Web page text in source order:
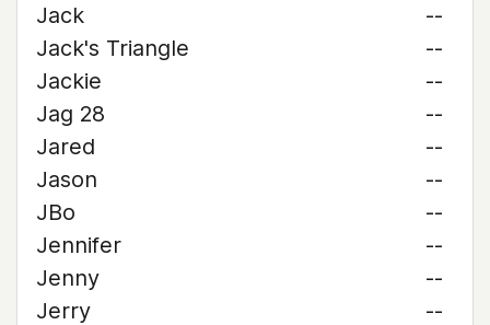
Jack
--
Jack's Triangle
--
Jackie
--
Jag 28
--
Jared
--
Jason
--
JBo
--
Jennifer
--
Jenny
--
Jerry
--